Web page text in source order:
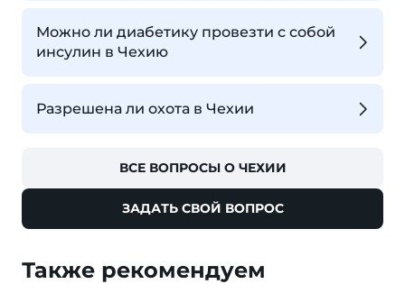
Можно ли диабетику провезти с собой
инсулин в Чехию
Разрешена ли охота в Чехии
ВСЕ ВОПРОСЫ О ЧЕХИИ
ЗАДАТЬ СВОЙ ВОПРОС
Также рекомендуем